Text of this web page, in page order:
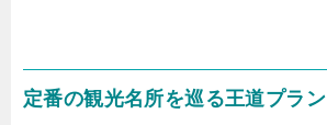
定番の観光名所を巡る王道プラン